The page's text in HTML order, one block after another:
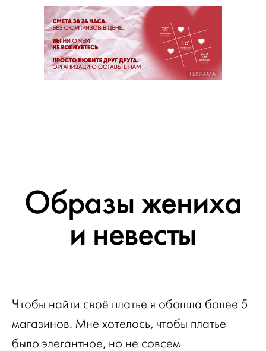
РЕКЛАМА
Образы жениха
и невесты
Чтобы найти своё платье я обошла более 5
магазинов. Мне хотелось, чтобы платье
было элегантное, но не совсем